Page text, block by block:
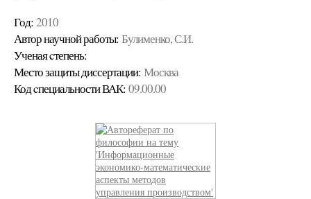
Год: 2010
Автор научной работы: Булименко, С.И.
Ученая cтепень:
Место защиты диссертации: Москва
Код cпециальности ВАК: 09.00.00